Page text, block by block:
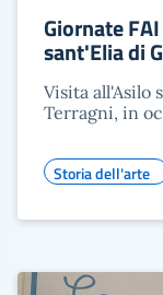
Giornate
sant'Elia di
Visita all'Asilo
Terragni, in
Storia dell'arte